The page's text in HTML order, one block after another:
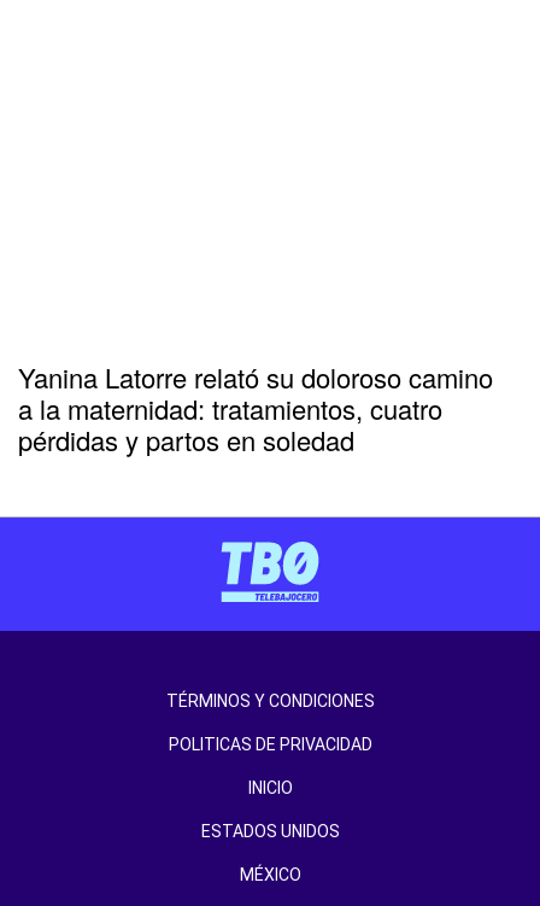
Yanina Latorre relató su doloroso camino
a la maternidad: tratamientos, cuatro
pérdidas y partos en soledad
TÉRMINOS Y CONDICIONES
POLITICAS DE PRIVACIDAD
INICIO
ESTADOS UNIDOS
MÉXICO